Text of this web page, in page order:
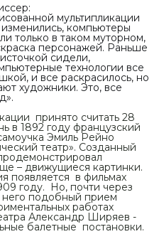
мультипликации
изменились, компьютеры
только в таком муторном,
персонажей. Раньше
сидели,
технологии все
и все раскрасилось, но
художники. Это, все
принято считать 28
в 1892 году французский
Эмиль Рейно
театр». Созданный
– движущиеся картинки.
появляется в фильмах
году. Но, почти через
него подобный прием
работах
Александр Ширяев -
балетные постановки.